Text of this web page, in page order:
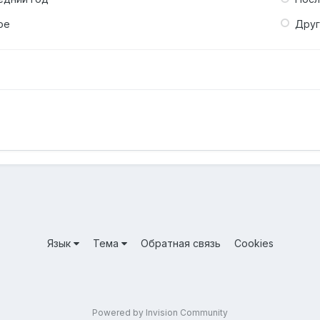
Язык Тема Обратная связь Cookies
Powered by Invision Community